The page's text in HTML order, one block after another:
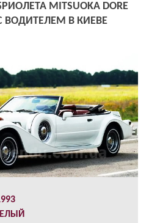
MITSUOKA DORE
В КИЕВЕ